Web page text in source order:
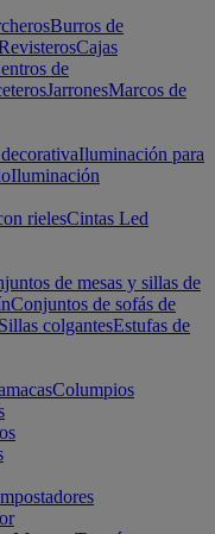
Burros de
Cajas
de
JarronesMarcos de
Iluminación para
Iluminación
rielesCintas Led
de mesas y sillas de
Conjuntos de sofás de
Sillas colgantesEstufas de
Columpios